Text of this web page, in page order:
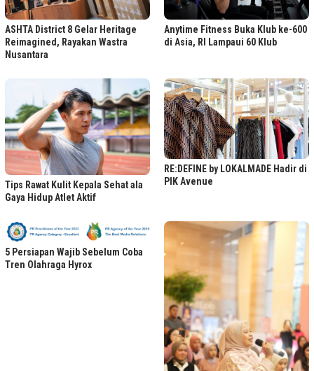
ASHTA District 8 Gelar Heritage
Reimagined, Rayakan Wastra
Nusantara
Anytime Fitness Buka Klub ke-600
di Asia, RI Lampaui 60 Klub
Tips Rawat Kulit Kepala Sehat ala
Gaya Hidup Atlet Aktif
RE:DEFINE by LOKALMADE Hadir di
PIK Avenue
5 Persiapan Wajib Sebelum Coba
Tren Olahraga Hyrox